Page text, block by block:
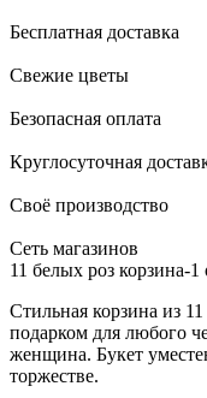
Бесплатная доставка
Свежие цветы
Безопасная оплата
Круглосуточная
Своё производство
Сеть магазинов
11 белых роз корзина-1
Стильная корзина из
подарком для любого
женщина. Букет
торжестве.